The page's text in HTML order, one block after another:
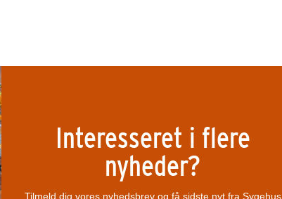
Interesseret i flere
nyheder?
Tilmeld dig vores nyhedsbrev og få sidste nyt fra Sygehus